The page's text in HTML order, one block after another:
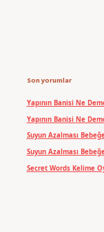
Son yorumlar
Yapının Banisi Ne
Yapının Banisi Ne
Suyun Azalması
Suyun Azalması
Secret Words Kelime